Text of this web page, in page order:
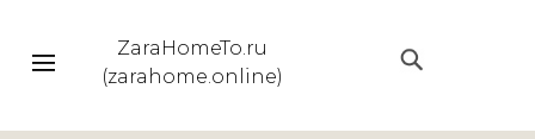
|||
ZaraHomeTo.ru
(zarahome.online)